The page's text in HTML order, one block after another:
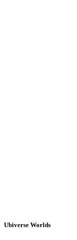
Ubiverse Worlds